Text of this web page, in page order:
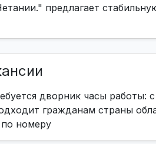
предлагает
дворник часы работы:
гражданам страны
номеру